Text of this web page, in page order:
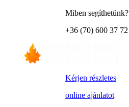
Miben segíthetünk?
+36 (70) 600 37 72
Kérjen részletes
online ajánlatot